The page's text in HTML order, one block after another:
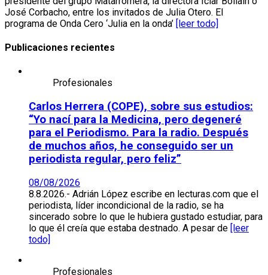
José Corbacho, entre los invitados de Julia Otero. El
programa de Onda Cero ‘Julia en la onda’ [leer todo]
Publicaciones recientes
Profesionales
Carlos Herrera (COPE), sobre sus estudios:
“Yo nací para la Medicina, pero degeneré
para el Periodismo. Para la radio. Después
de muchos años, he conseguido ser un
periodista regular, pero feliz”
08/08/2026
8.8.2026.- Adrián López escribe en lecturas.com que el
periodista, líder incondicional de la radio, se ha
sincerado sobre lo que le hubiera gustado estudiar, para
lo que él creía que estaba destnado. A pesar de [leer
todo]
Profesionales